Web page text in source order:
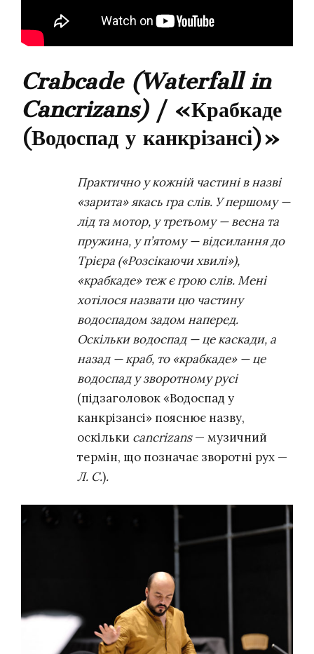
Crabcade (Waterfall in
Cancrizans) / «Крабкаде
(Водоспад у канкрізансі)»
Практично у кожній частині в назві
«зарита» якась гра слів. У першому —
лід та мотор, у третьому — весна та
пружина, у п’ятому — відсилання до
Трієра («Розсікаючи хвилі»),
«крабкаде» теж є грою слів. Мені
хотілося назвати цю частину
водоспадом задом наперед.
Оскільки водоспад — це каскади, а
назад — краб, то «крабкаде» — це
водоспад у зворотному русі
(підзаголовок «Водоспад у
канкрізансі» пояснює назву,
оскільки cancrizans— музичний
термін, що позначає зворотні рух —
Л. С.).